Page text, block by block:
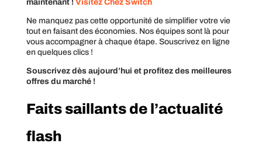
maintenant ! Visitez Chez Switch
Ne manquez pas cette opportunité de simplifier votre vie
tout en faisant des économies. Nos équipes sont là pour
vous accompagner à chaque étape. Souscrivez en ligne
en quelques clics !
Souscrivez dès aujourd’hui et profitez des meilleures
offres du marché !
Faits saillants de l’actualité
flash